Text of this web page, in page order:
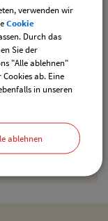
Drucken
verwenden wir
Cookie
Durch das
Sie der
"Alle ablehnen"
ab. Eine
in unseren
ablehnen